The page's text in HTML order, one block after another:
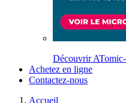
Découvrir ATomic-
Achetez en ligne
Contactez-nous
Accueil